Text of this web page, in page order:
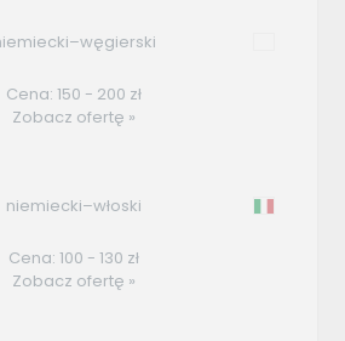
Cena: 150 - 200 zł
Zobacz ofertę »
niemiecki–włoski
Cena: 100 - 130 zł
Zobacz ofertę »